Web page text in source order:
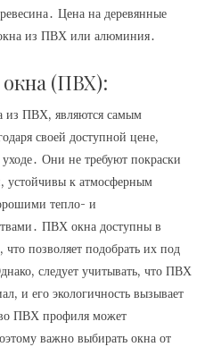
Цена на деревянные
из ПВХ или алюминия․
(ПВХ):
из ПВХ, являются самым
своей доступной цене,
Они не требуют покраски
устойчивы к атмосферным
тепло- и
ПВХ окна доступны в
позволяет подобрать их под
следует учитывать, что ПВХ
и его экологичность вызывает
ПВХ профиля может
важно выбирать окна от